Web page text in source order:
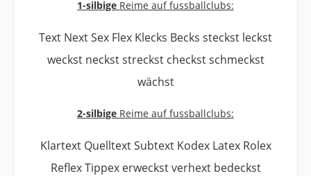
1-silbige Reime auf fussballclubs:
Text Next Sex Flex Klecks Becks steckst leckst
weckst neckst streckst checkst schmeckst
wächst
2-silbige Reime auf fussballclubs:
Klartext Quelltext Subtext Kodex Latex Rolex
Reflex Tippex erweckst verhext bedeckst